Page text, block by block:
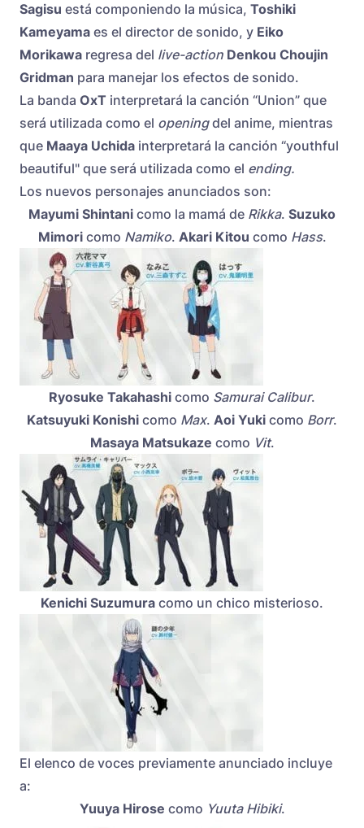
Sagisu está componiendo la música, Toshiki
Kameyama es el director de sonido, y Eiko
Morikawa regresa del live-action Denkou Choujin
Gridman para manejar los efectos de sonido.
La banda OxT interpretará la canción “Union” que
será utilizada como el openingdel anime, mientras
que Maaya Uchida interpretará la canción “youthful
beautiful" que será utilizada como el ending.
Los nuevos personajes anunciados son:
Mayumi Shintani como la mamá de Rikka. Suzuko
Mimoricomo Namiko. Akari Kitou como Hass.
Ryosuke Takahashi como Samurai Calibur.
Katsuyuki Konishi como Max. Aoi Yuki como Borr.
Masaya Matsukaze como Vit.
Kenichi Suzumura como un chico misterioso.
El elenco de voces previamente anunciado incluye
a:
Yuuya Hirose como Yuuta Hibiki.